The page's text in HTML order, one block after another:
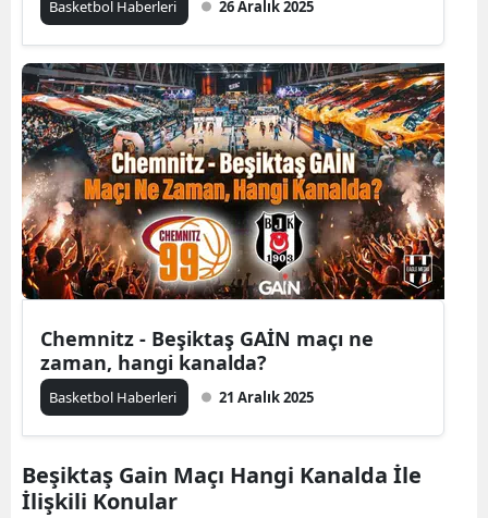
Basketbol Haberleri 26 Aralık 2025
Chemnitz - Beşiktaş GAİN maçı ne
zaman, hangi kanalda?
Basketbol Haberleri 21 Aralık 2025
Beşiktaş Gain Maçı Hangi Kanalda İle
İlişkili Konular